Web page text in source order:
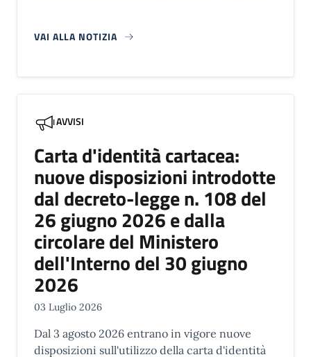
VAI ALLA NOTIZIA
AVVISI
Carta d'identità cartacea:
nuove disposizioni introdotte
dal decreto-legge n. 108 del
26 giugno 2026 e dalla
circolare del Ministero
dell'Interno del 30 giugno
2026
03 Luglio 2026
Dal 3 agosto 2026 entrano in vigore nuove
disposizioni sull'utilizzo della carta d'identità